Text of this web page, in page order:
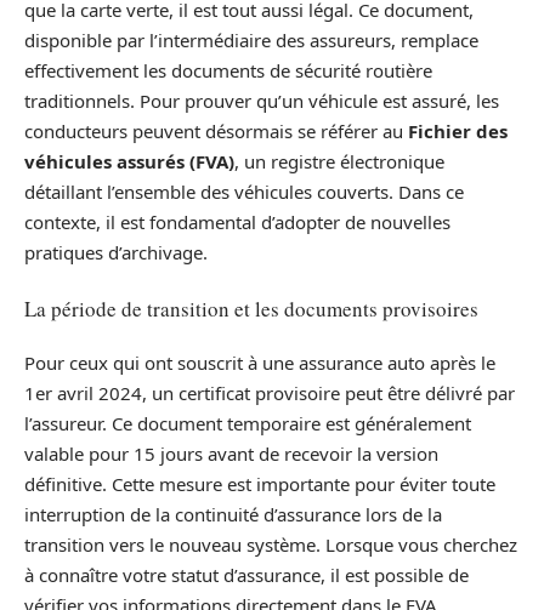
que la carte verte, il est tout aussi légal. Ce document,
disponible par l’intermédiaire des assureurs, remplace
effectivement les documents de sécurité routière
traditionnels. Pour prouver qu’un véhicule est assuré, les
conducteurs peuvent désormais se référer au Fichier des
véhicules assurés (FVA), un registre électronique
détaillant l’ensemble des véhicules couverts. Dans ce
contexte, il est fondamental d’adopter de nouvelles
pratiques d’archivage.
La période de transition et les documents provisoires
Pour ceux qui ont souscrit à une assurance auto après le
1er avril 2024, un certificat provisoire peut être délivré par
l’assureur. Ce document temporaire est généralement
valable pour 15 jours avant de recevoir la version
définitive. Cette mesure est importante pour éviter toute
interruption de la continuité d’assurance lors de la
transition vers le nouveau système. Lorsque vous cherchez
à connaître votre statut d’assurance, il est possible de
vérifier vos informations directement dans le FVA.